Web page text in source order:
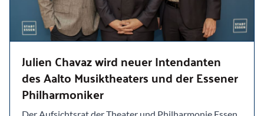
Julien Chavaz wird neuer Intendanten
des Aalto Musiktheaters und der Essener
Philharmoniker
Der Aufsichtsrat der Theater und Philharmonie Essen